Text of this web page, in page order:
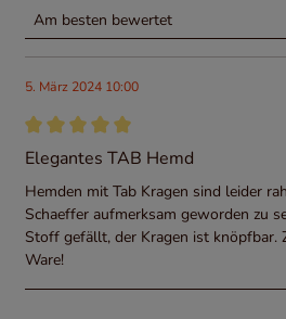
5. März 2024 10:00
Bewertung mit 5 von 5 Sternen
Elegantes TAB Hemd
Hemden mit Tab Kragen sind leider
Schaeffer aufmerksam geworden zu
Stoff gefällt, der Kragen ist knöpfbar.
Ware!